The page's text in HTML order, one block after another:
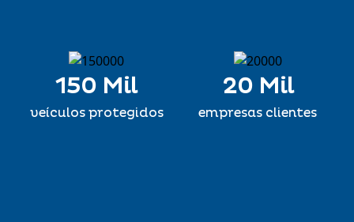
150 Mil
veículos protegidos
20 Mil
empresas clientes